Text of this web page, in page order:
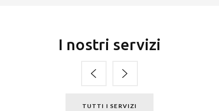
I nostri servizi
TUTTI I SERVIZI